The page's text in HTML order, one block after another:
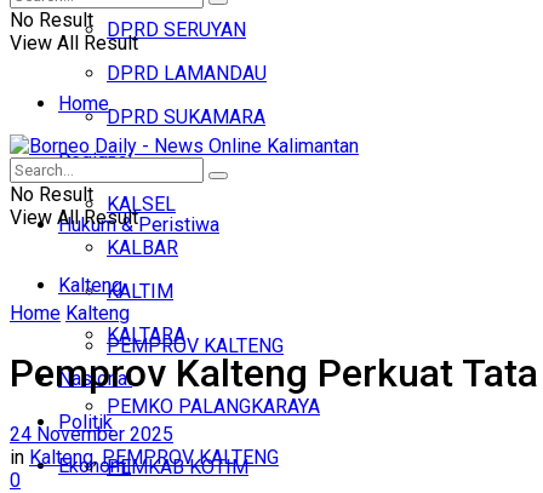
DPRD SERUYAN
DPRD LAMANDAU
DPRD SUKAMARA
Regional
KALSEL
KALBAR
KALTIM
KALTARA
Nasional
Politik
Ekonomi
No Result
View All Result
Home
Headline
Hukum & Peristiwa
Kalteng
PEMPROV KALTENG
PEMKO PALANGKARAYA
PEMKAB KOTIM
No Result
View All Result
Home Kalteng
Pemprov Kalteng Perkuat
24 November 2025
in Kalteng,PEMPROV KALTENG
0